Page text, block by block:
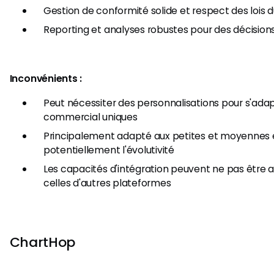
Gestion de conformité solide et respect des lois
Reporting et analyses robustes pour des
Inconvénients :
Peut nécessiter des personnalisations pour
commercial uniques
Principalement adapté aux petites et moyennes
potentiellement l'évolutivité
Les capacités d'intégration peuvent ne pas être
celles d'autres plateformes
ChartHop